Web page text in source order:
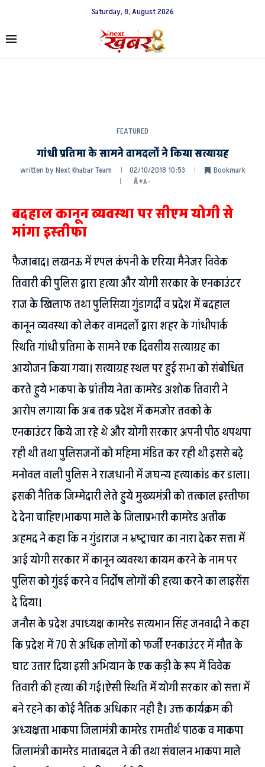
Saturday, 8, August 2026
FEATURED
गांधी प्रतिमा के सामने वामदलों ने किया सत्याग्रह
written byNext Khabar Team 02/10/2018 10:53
Bookmark
A+A-
बदहाल कानून व्यवस्था पर सीएम योगी से
मांगा इस्तीफा
फैजाबाद। लखनऊ में एपल कंपनी के एरिया मैनेजर विवेक
तिवारी की पुलिस द्वारा हत्या और योगी सरकार के एनकाउंटर
राज के खिलाफ तथा पुलिसिया गुंडागर्दी व प्रदेश में बदहाल
कानून व्यवस्था को लेकर वामदलों द्वारा शहर के गांधीपार्क
स्थिति गांधी प्रतिमा के सामने एक दिवसीय सत्याग्रह का
आयोजन किया गया। सत्याग्रह स्थल पर हुई सभा को संबोधित
करते हुये भाकपा के प्रांतीय नेता कामरेड अशोक तिवारी ने
आरोप लगाया कि अब तक प्रदेश में कमजोर तवको के
एनकाउंटर किये जा रहे थे और योगी सरकार अपनी पीठ थपथपा
रही थी तथा पुलिसजनों को महिमा मंडित कर रही थी इससे बढ़े
मनोवल वाली पुलिस ने राजधानी में जघन्य हत्याकांड कर डाला।
इसकी नैतिक जिम्मेदारी लेते हुये मुख्यमंत्री को तत्काल इस्तीफा
दे देना चाहिए।भाकपा माले के जिलाप्रभारी कामरेड अतीक
अहमद ने कहा कि न गुंडाराज न भ्रष्ट्राचार का नारा देकर सत्ता में
आई योगी सरकार में कानून व्यवस्था कायम करने के नाम पर
पुलिस को गुंडई करने व निर्दोष लोगों की हत्या करने का लाइसेंस
दे दिया।
जनौस के प्रदेश उपाध्यक्ष कामरेड सत्यभान सिंह जनवादी ने कहा
कि प्रदेश में 70 से अधिक लोगों को फर्जी एनकाउंटर में मौत के
घाट उतार दिया इसी अभियान के एक कड़ी के रूप में विवेक
तिवारी की हत्या की गई।ऐसी स्थिति में योगी सरकार को सत्ता में
बने रहने का कोई नैतिक अधिकार नही है। उक्त कार्यक्रम की
अध्यक्षता भाकपा जिलामंत्री कामरेड रामतीर्थ पाठक व माकपा
जिलामंत्री कामरेड माताबदल ने की तथा संचालन भाकपा माले